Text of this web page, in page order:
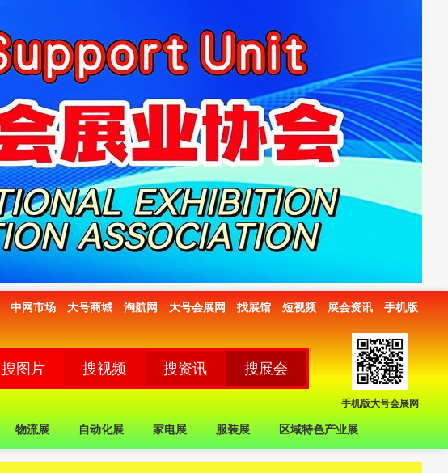
中网市场 大号商城 淘航网 大号会展网 找展馆 短视频 展会资讯 手机版
手机版大号会展网
物流展 自动化展 家电展 服装展 区域特色产业展